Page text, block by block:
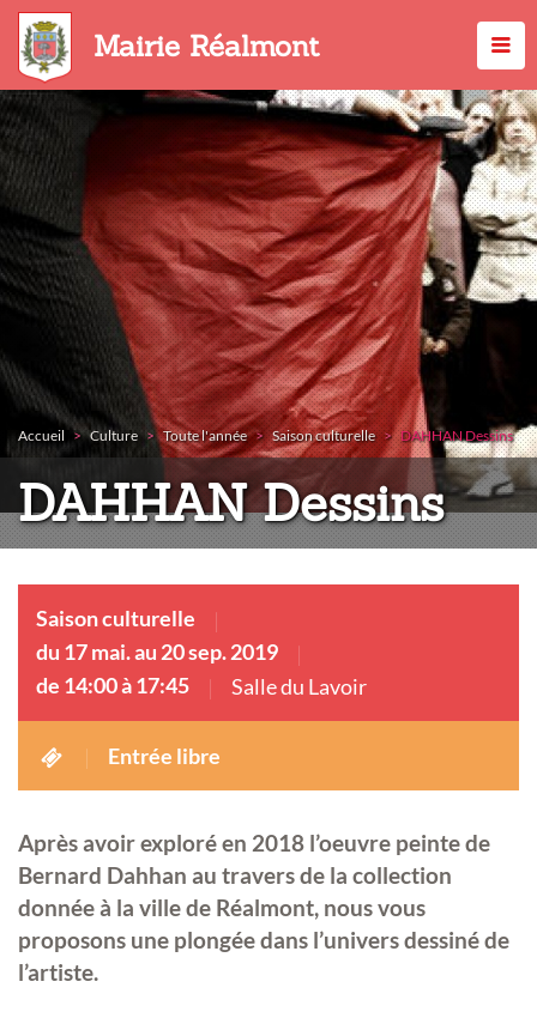
Aller
contenu
principal
Mairie Réalmont
Accueil Culture Toute l'année Saison culturelle DAHHAN Dessins
DAHHAN Dessins
Saison culturelle
du 17 mai. au 20 sep. 2019
de 14:00 à 17:45
Salle du Lavoir
Entrée libre
Après avoir exploré en 2018 l’oeuvre peinte de
Bernard Dahhan au travers de la collection
donnée à la ville de Réalmont, nous vous
proposons une plongée dans l’univers dessiné de
l’artiste.